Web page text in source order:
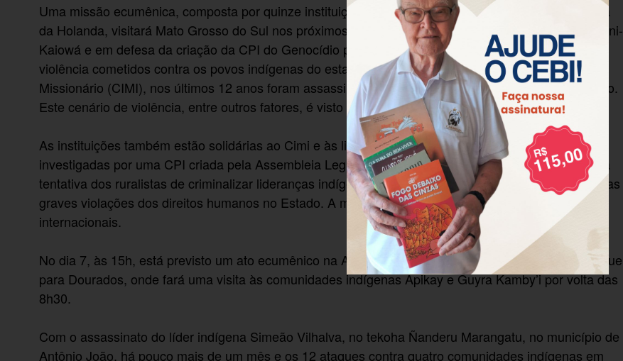
Uma missão ecumênica, composta por quinze instituições religiosas do Brasil, América Latina e uma
da Holanda, visitará Mato Grosso do Sul nos próximos dias 7 e 8 em solidariedade aos povos Guarani-
Kaiowá e em defesa da criação da CPI do Genocídio para que sejam investigados os crimes e
violência cometidos contra os povos indígenas do estado. Conforme dados do Conselho Indigenista
Missionário (CIMI), nos últimos 12 anos foram assassinados 390 indígenas e 585 cometeram suicídio.
Este cenário de violência, entre outros fatores, é visto como uma política de genocídio.
As instituições também estão solidárias ao Cimi e às lideranças indígenas que estão sendo
investigadas por uma CPI criada pela Assembleia Legislativa do Estado. Essa CPI é vista como uma
tentativa dos ruralistas de criminalizar lideranças indígenas e religiosos e tirar do foco das atenções as
graves violações dos direitos humanos no Estado. A missão será acompanhada por jornalistas
internacionais.
No dia 7, às 15h, está previsto um ato ecumênico na Assembleia Legislativa. No dia 8, a missão segue
para Dourados, onde fará uma visita às comunidades indígenas Apikay e Guyra Kamby’i por volta das
8h30.
Com o assassinato do líder indígena Simeão Vilhalva, no tekoha Ñanderu Marangatu, no município de
Antônio João, há pouco mais de um mês e os 12 ataques contra quatro comunidades indígenas em